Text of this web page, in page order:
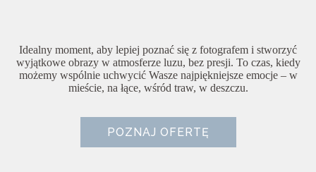
Idealny moment, aby lepiej poznać się z fotografem i stworzyć
wyjątkowe obrazy w atmosferze luzu, bez presji. To czas, kiedy
możemy wspólnie uchwycić Wasze najpiękniejsze emocje – w
mieście, na łące, wśród traw, w deszczu.
POZNAJ OFERTĘ